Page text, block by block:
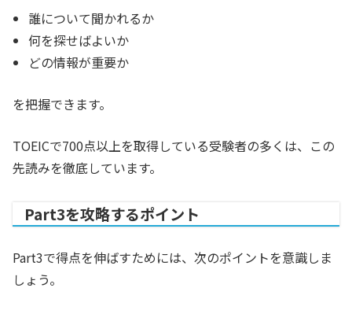
誰について聞かれるか
何を探せばよいか
どの情報が重要か
を把握できます。
TOEICで700点以上を取得している受験者の多くは、この
先読みを徹底しています。
Part3を攻略するポイント
Part3で得点を伸ばすためには、次のポイントを意識しま
しょう。